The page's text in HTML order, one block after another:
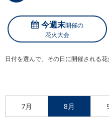
今週末開催の
花火大会
日付を選んで、その日に開催される
7月 8月